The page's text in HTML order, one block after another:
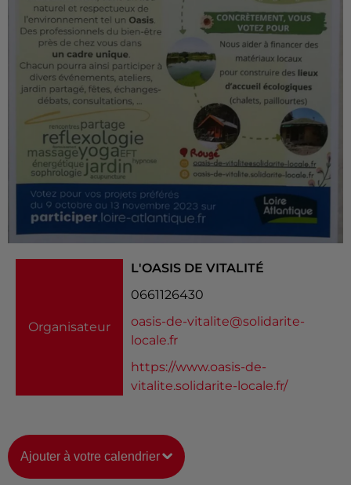
Organisateur
L'OASIS DE VITALITÉ
0661126430
oasis-de-vitalite@solidarite-
locale.fr
https://www.oasis-de-
vitalite.solidarite-locale.fr/
Ajouter à votre calendrier